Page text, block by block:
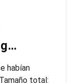
habían
total: